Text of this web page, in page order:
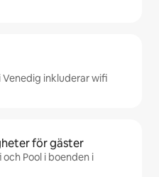
inkluderar wifi
för gäster
Pool i boenden i